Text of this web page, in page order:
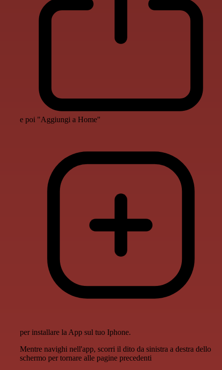
e poi "Aggiungi a Home"
per installare la App sul tuo Iphone.
Mentre navighi nell'app, scorri il dito da sinistra a destra dello
schermo per tornare alle pagine precedenti